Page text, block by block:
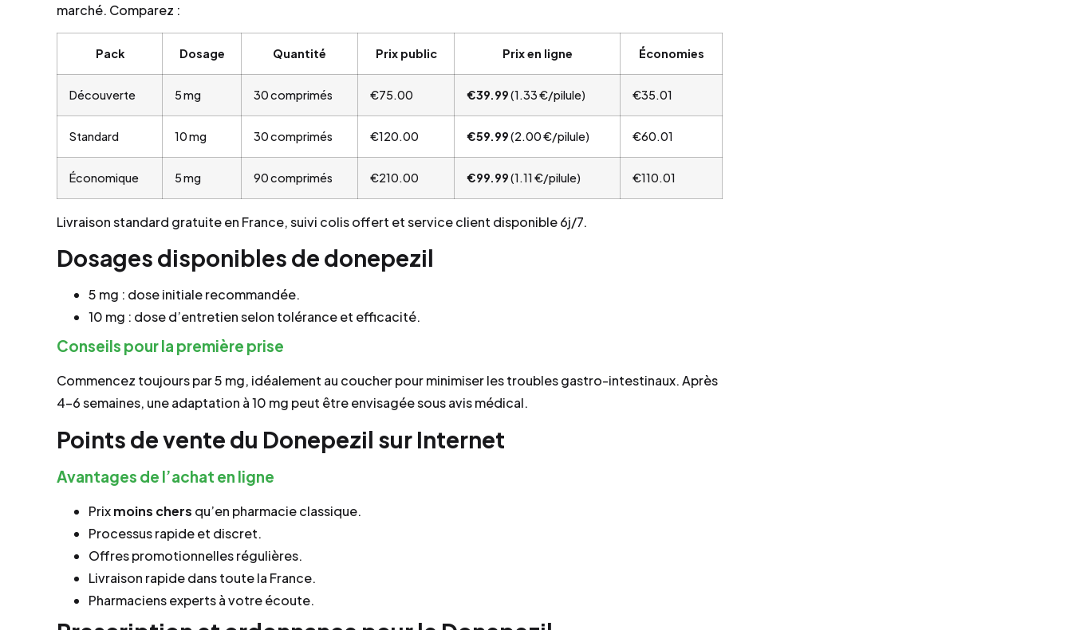
marché. Comparez :
Pack Dosage Quantité Prix public Prix en ligne Économies
Découverte 5 mg 30 comprimés €75.00 €39.99(1.33 €/pilule) €35.01
Standard 10 mg 30 comprimés €120.00 €59.99(2.00 €/pilule) €60.01
Économique 5 mg 90 comprimés €210.00 €99.99(1.11 €/pilule) €110.01
Livraison standard gratuite en France, suivi colis offert et service client disponible 6j/7.
Dosages disponibles de donepezil
5 mg : dose initiale recommandée.
10 mg : dose d’entretien selon tolérance et efficacité.
Conseils pour la première prise
Commencez toujours par 5 mg, idéalement au coucher pour minimiser les troubles gastro-intestinaux. Après
4–6 semaines, une adaptation à 10 mg peut être envisagée sous avis médical.
Points de vente du Donepezil sur Internet
Avantages de l’achat en ligne
Prixmoins chers qu’en pharmacie classique.
Processus rapide et discret.
Offres promotionnelles régulières.
Livraison rapide dans toute la France.
Pharmaciens experts à votre écoute.